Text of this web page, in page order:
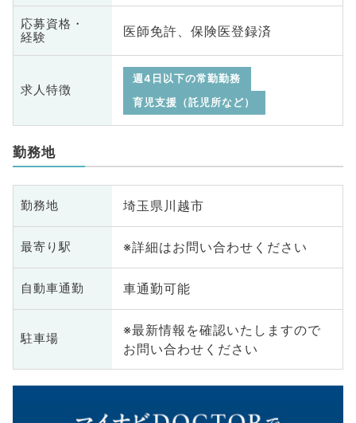
応募資格・
経験
医師免許、保険医登録済
求人特徴
週4日以下の常勤勤務
育児支援（託児所など）
勤務地
勤務地 埼玉県川越市
最寄り駅 ※詳細はお問い合わせください
自動車通勤 車通勤可能
駐車場
※最新情報を確認いたしますので
お問い合わせください